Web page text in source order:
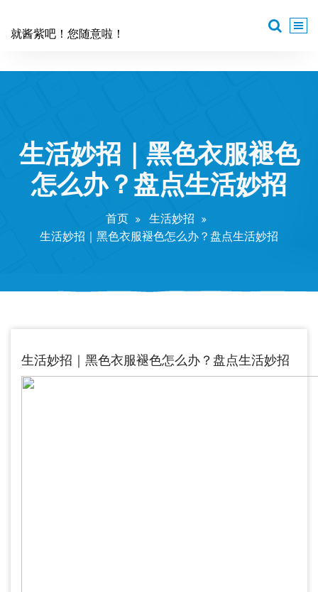
就酱紫吧！您随意啦！
生活妙招｜黑色衣服褪色
怎么办？盘点生活妙招
首页
生活妙招
生活妙招｜黑色衣服褪色怎么办？盘点生活妙招
生活妙招｜黑色衣服褪色怎么办？盘点生活妙招